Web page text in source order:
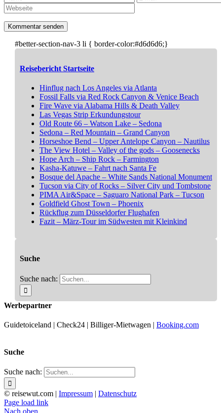
#better-section-nav-3 li { border-color:#d6d6d6;}
Reisebericht Startseite
Hinflug nach Los Angeles via Atlanta
Fossil Falls via Red Rock Canyon & Venice Beach
Fire Wave via Alabama Hills & Death Valley
Las Vegas Strip Erkundungstour
Old Route 66 – Watson Lake – Sedona
Sedona – Red Mountain – Grand Canyon
Horseshoe Bend – Upper Antelope Canyon – Nautilus
The View Hotel – Valley of the gods – Goosenecks
Hope Arch – Ship Rock – Farmington
Kasha-Katuwe – Fahrt nach Santa Fe
Bosque del Apache – White Sands National Monument
Tucson via City of Rocks – Silver City und Tombstone
PIMA Air&Space – Saguaro National Park – Tucson
Goldfield Ghost Town – Phoenix
Rückflug zum Düsseldorfer Flughafen
Fazit – März-Tour im Südwesten mit Kleinkind
Suche
Suche nach:
Werbepartner
Guidetoiceland | Check24 | Billiger-Mietwagen | Booking.com
Suche
Suche nach:
© reisewut.com | Impressum | Datenschutz
Page load link